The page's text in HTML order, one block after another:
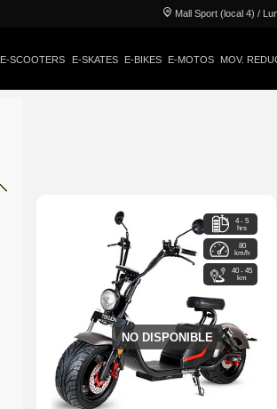
Mall Sport (local 4) /
E-SCOOTERS E-SKATES E-BIKES E-MOTOS MOV.
NO DISPONIBLE
4 - 5
hrs
80
km/h
40 - 45
km